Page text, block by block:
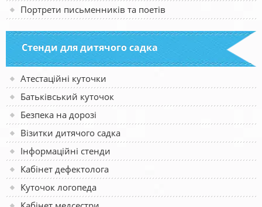
Портрети письменників та поетів
Стенди для дитячого садка
Атестаційні куточки
Батьківський куточок
Безпека на дорозі
Візитки дитячого садка
Інформаційні стенди
Кабінет дефектолога
Куточок логопеда